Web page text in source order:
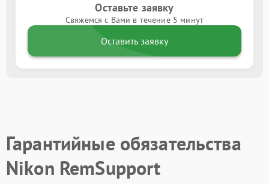
Оставьте заявку
Свяжемся с Вами в течение 5 минут
Оставить заявку
Гарантийные обязательства
Nikon RemSupport